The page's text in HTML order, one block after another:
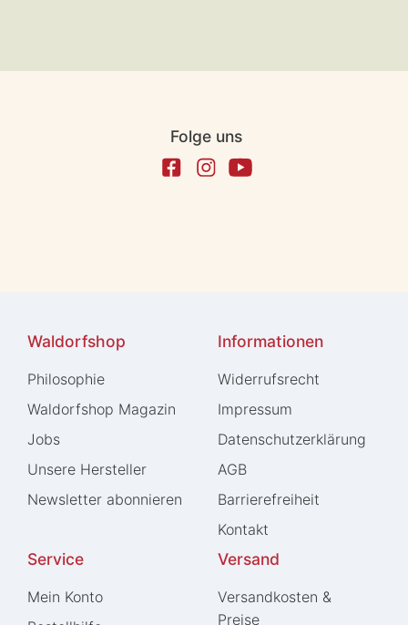
Folge uns
Waldorfshop
Philosophie
Waldorfshop Magazin
Jobs
Unsere Hersteller
Newsletter abonnieren
Informationen
Widerrufs­recht
Impressum
Daten­schutz­erklärung
AGB
Barrierefreiheit
Kontakt
Service
Mein Konto
Versand
Versandkosten &
Preise